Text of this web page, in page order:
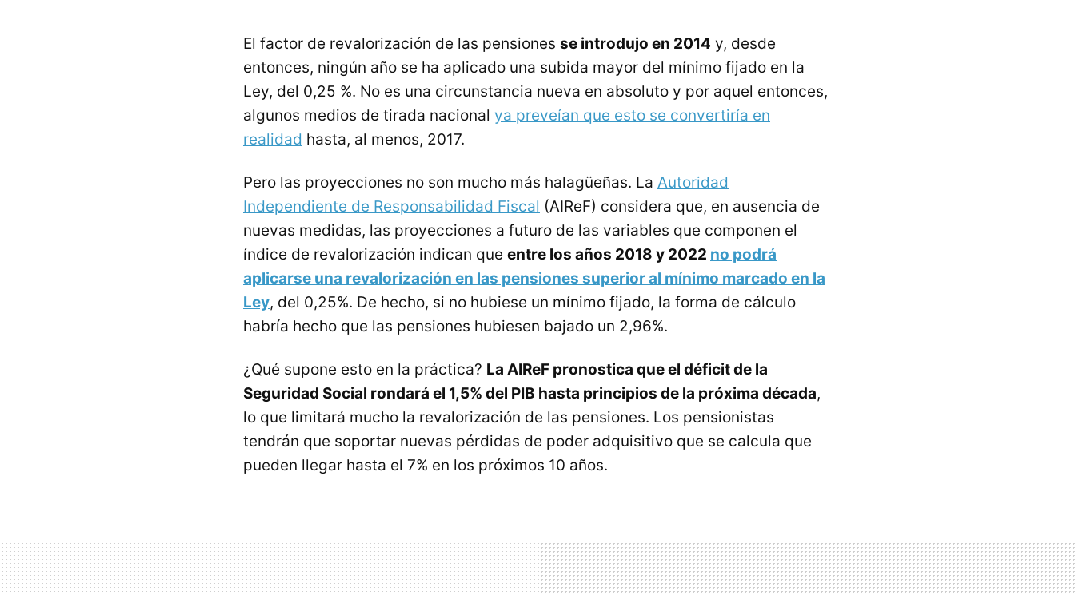
El factor de revalorización de las pensiones se introdujo en 2014 y, desde
entonces, ningún año se ha aplicado una subida mayor del mínimo fijado en la
Ley, del 0,25 %. No es una circunstancia nueva en absoluto y por aquel entonces,
algunos medios de tirada nacional ya preveían que esto se convertiría en
realidad hasta, al menos, 2017.
Pero las proyecciones no son mucho más halagüeñas. La Autoridad
Independiente de Responsabilidad Fiscal (AIReF) considera que, en ausencia de
nuevas medidas, las proyecciones a futuro de las variables que componen el
índice de revalorización indican que entre los años 2018 y 2022 no podrá
aplicarse una revalorización en las pensiones superior al mínimo marcado en la
Ley, del 0,25%. De hecho, si no hubiese un mínimo fijado, la forma de cálculo
habría hecho que las pensiones hubiesen bajado un 2,96%.
¿Qué supone esto en la práctica? La AIReF pronostica que el déficit de la
Seguridad Social rondará el 1,5% del PIB hasta principios de la próxima década,
lo que limitará mucho la revalorización de las pensiones. Los pensionistas
tendrán que soportar nuevas pérdidas de poder adquisitivo que se calcula que
pueden llegar hasta el 7% en los próximos 10 años.